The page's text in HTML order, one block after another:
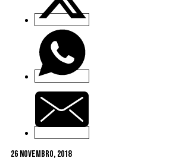
26 Novembro, 2018